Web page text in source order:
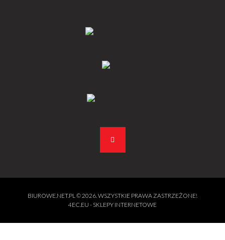
BIUROWE.NET.PL© 2026. WSZYSTKIE PRAWA ZASTRZEŻONE!
4EC.EU - SKLEPY INTERNETOWE